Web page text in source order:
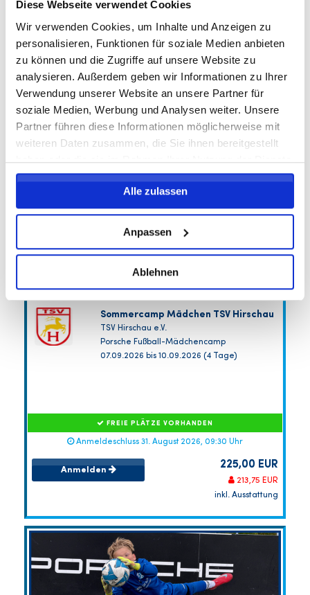
Diese Webseite verwendet Cookies
Wir verwenden Cookies, um Inhalte und Anzeigen zu
personalisieren, Funktionen für soziale Medien anbieten
zu können und die Zugriffe auf unsere Website zu
analysieren. Außerdem geben wir Informationen zu Ihrer
Verwendung unserer Website an unsere Partner für
soziale Medien, Werbung und Analysen weiter. Unsere
Partner führen diese Informationen möglicherweise mit
weiteren Daten zusammen, die Sie ihnen bereitgestellt
haben oder die sie im Rahmen Ihrer Nutzung der Dienste
gesammelt haben.
Alle zulassen
Anpassen
Ablehnen
FREIE PLÄTZE VORHANDEN
Anmeldeschluss 26. August 2026, 09:30 Uhr
Anmelden 209,00 EUR
198,55 EUR
Sommercamp Mädchen TSV Hirschau
TSV Hirschau e.V.
Porsche Fußball-Mädchencamp
07.09.2026 bis 10.09.2026 (4 Tage)
FREIE PLÄTZE VORHANDEN
Anmeldeschluss 31. August 2026, 09:30 Uhr
Anmelden 225,00 EUR
213,75 EUR
inkl. Ausstattung